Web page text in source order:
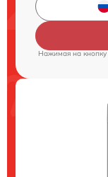
Нажимая на